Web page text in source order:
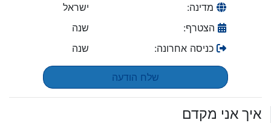
מדינה:
ישראל
הצטרף:
שנה
כניסה אחרונה:
שנה
שלח הודעה
איך אני מקדם